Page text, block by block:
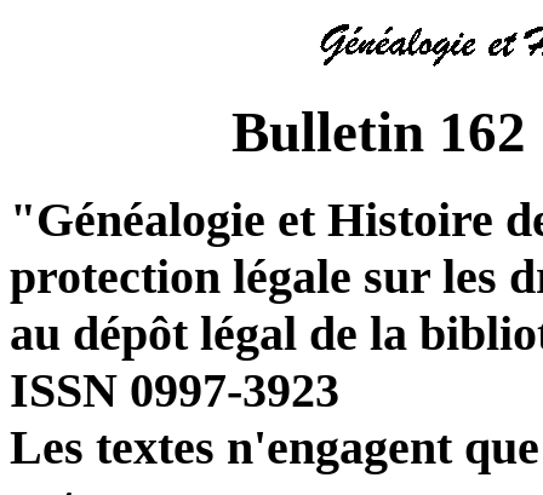
Bulletin 162
"Généalogie et Histoire
protection légale sur les
au dépôt légal de la
ISSN 0997-3923
Les textes n'engagent